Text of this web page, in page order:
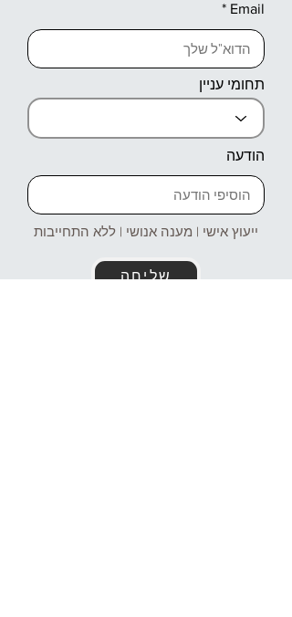
Email
תחומי עניין
הודעה
ייעוץ אישי | מענה אנושי | ללא התחייבות
שליחה